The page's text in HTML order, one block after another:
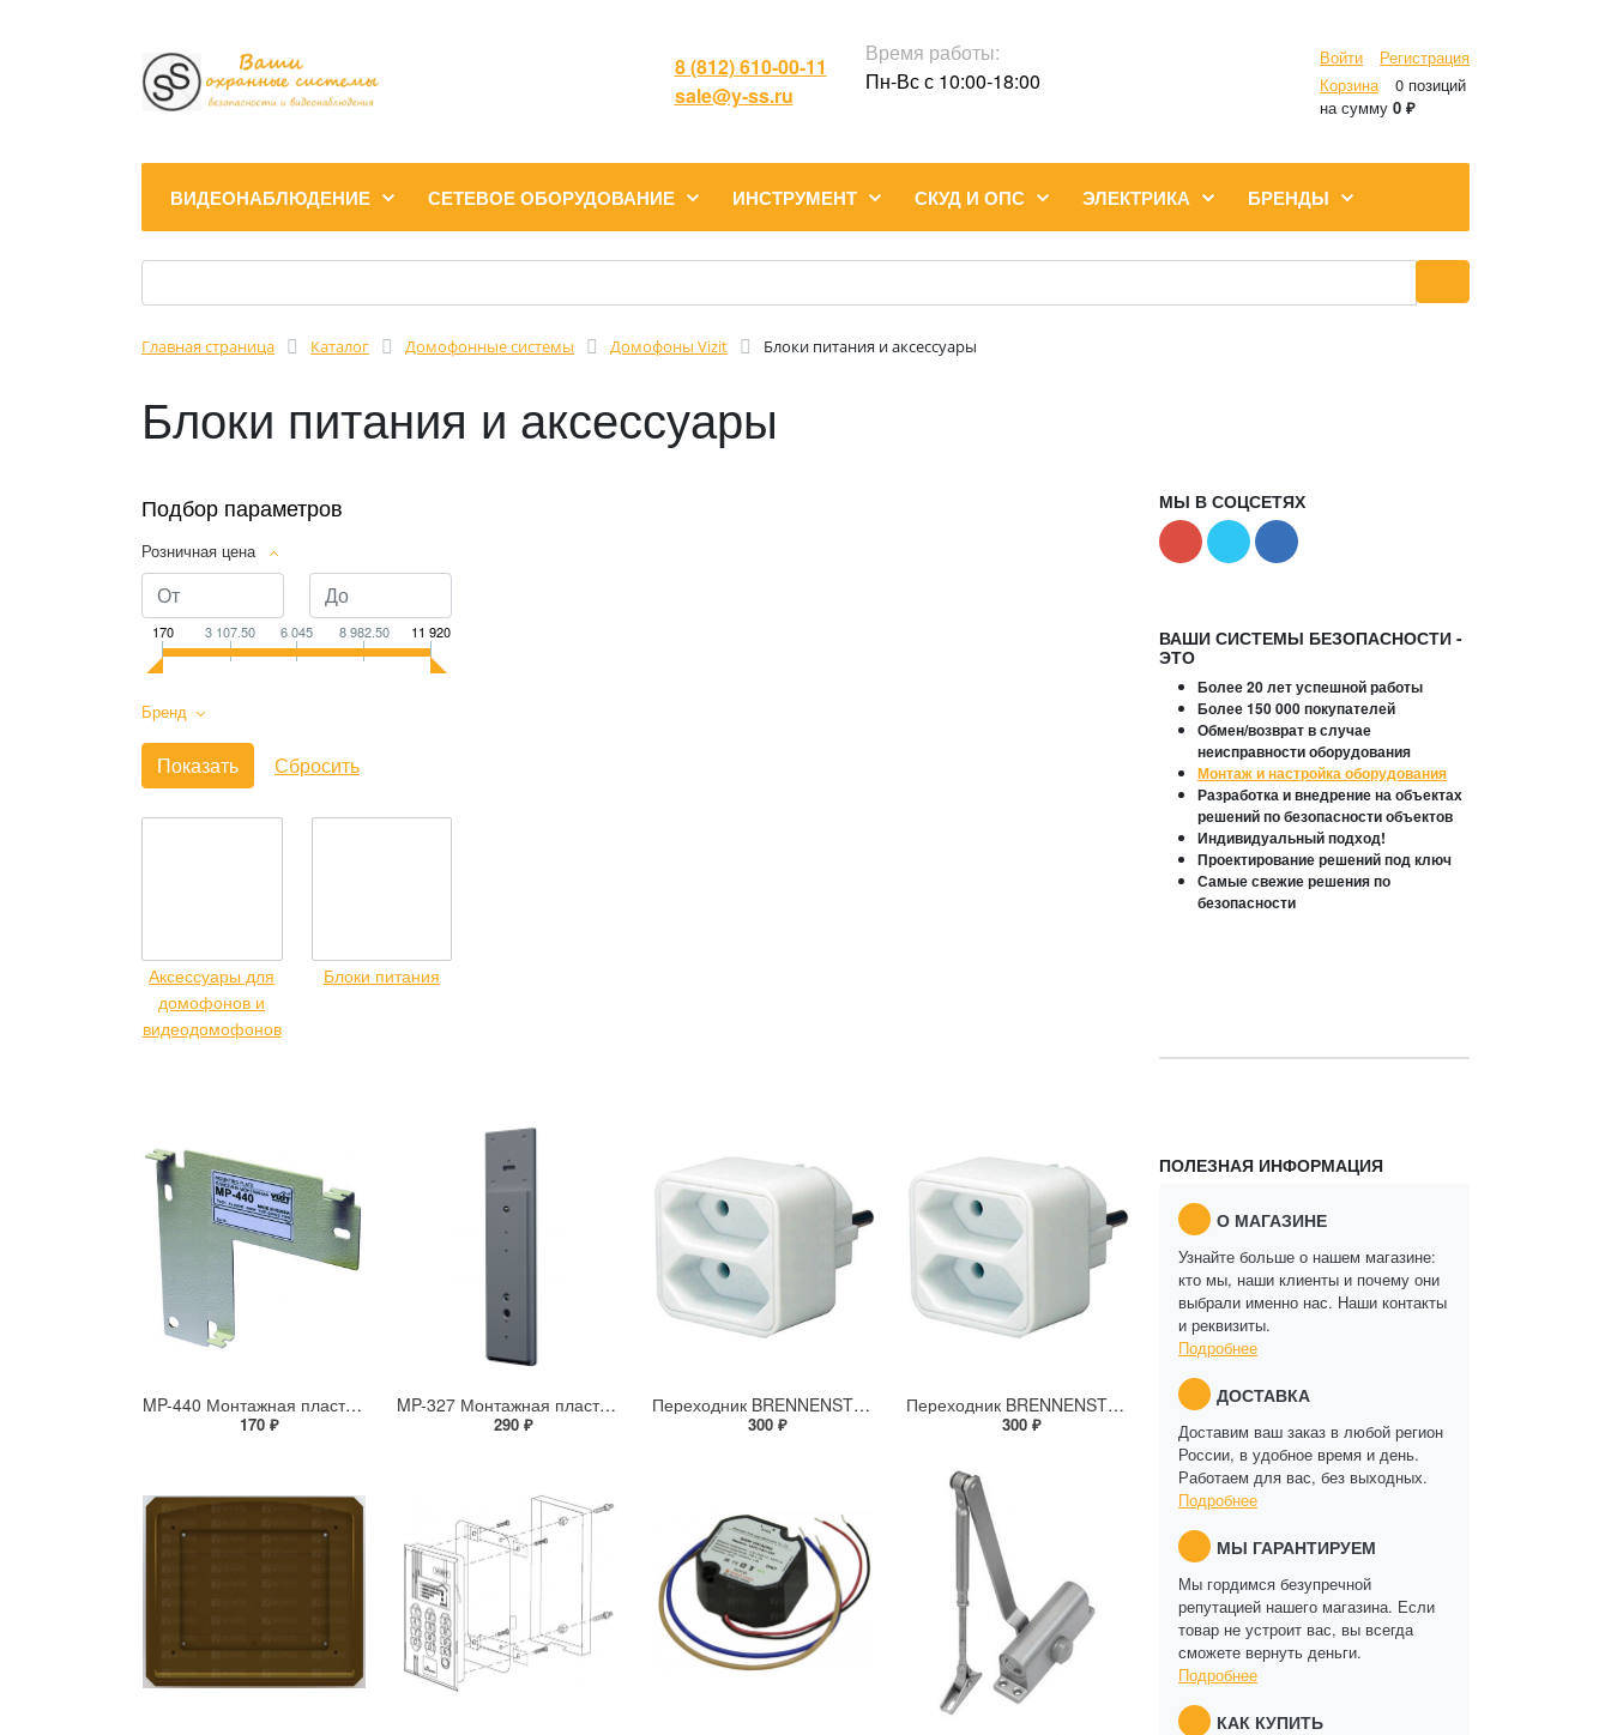
Войти
Регистрация
Корзина
0 позиций
на сумму 0 ₽
8 (812) 610-00-11
sale@y-ss.ru
Время работы:
Пн-Вс с 10:00-18:00
ВИДЕОНАБЛЮДЕНИЕ СЕТЕВОЕ ОБОРУДОВАНИЕ ИНСТРУМЕНТ СКУД И ОПС ЭЛЕКТРИКА БРЕНДЫ
Главная страница Каталог Домофонные системы Домофоны Vizit Блоки питания и аксессуары
Блоки питания и аксессуары
Подбор параметров
Розничная цена
170 3 107.50 6 045 8 982.50 11 920
Бренд
Аксессуары для
домофонов и
видеодомофонов
Блоки питания
MP-440 Монтажная пластина для крепления монитора VIZIT-M440C(CM) на стену
170 ₽
MP-327 Монтажная пластина для монитора VIZIT-M327C
290 ₽
Переходник BRENNENSTUHL 1508030
300 ₽
Переходник BRENNENSTUHL 1508030 (1508530)
300 ₽
МЫ В СОЦСЕТЯХ
ВАШИ СИСТЕМЫ БЕЗОПАСНОСТИ -
ЭТО
Более 20 лет успешной работы
Более 150 000 покупателей
Обмен/возврат в случае
неисправности оборудования
Монтаж и настройка оборудования
Разработка и внедрение на объектах
решений по безопасности объектов
Индивидуальный подход!
Проектирование решений под ключ
Самые свежие решения по
безопасности
ПОЛЕЗНАЯ ИНФОРМАЦИЯ
О МАГАЗИНЕ
Узнайте больше о нашем магазине:
кто мы, наши клиенты и почему они
выбрали именно нас. Наши контакты
и реквизиты.
Подробнее
ДОСТАВКА
Доставим ваш заказ в любой регион
России, в удобное время и день.
Работаем для вас, без выходных.
Подробнее
МЫ ГАРАНТИРУЕМ
Мы гордимся безупречной
репутацией нашего магазина. Если
товар не устроит вас, вы всегда
сможете вернуть деньги.
Подробнее
КАК КУПИТЬ